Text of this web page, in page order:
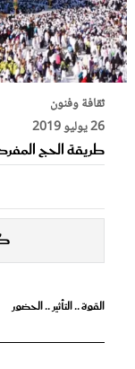
ثقافة وفنون
26 يوليو 2019
طريقة الحج
القوة .. التأثير .. الحضور